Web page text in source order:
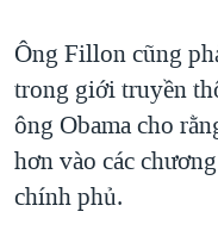
Ông Fillon cũng
trong giới truyền
ông Obama cho
hơn vào các
chính phủ.